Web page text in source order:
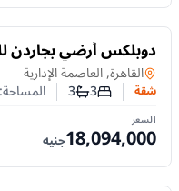
للبيع
دوبلكس أرضي بجاردن
221م وتشطيب كامل
في
القاهرة, العاصمة الإدارية
شقة عدد غرف النوم
3عدد الحمامات
3 المساحة:
السعر
18,094,000جنيه